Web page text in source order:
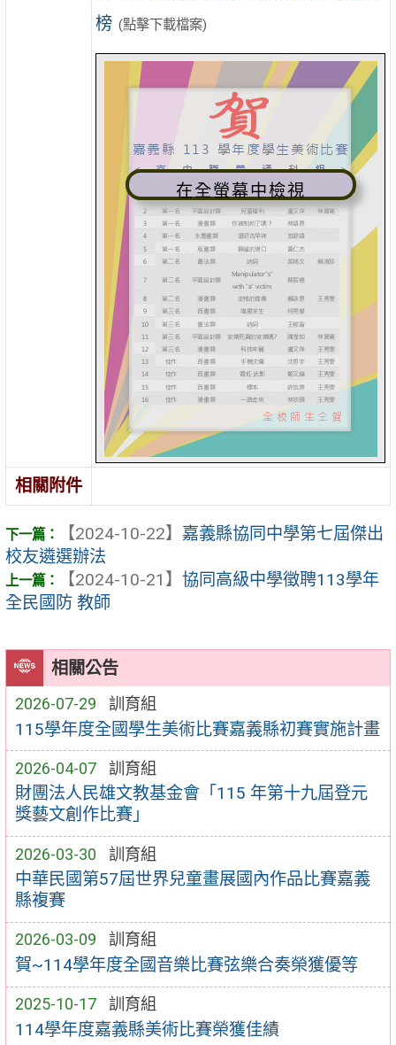
相關公告
2026-07-29 訓育組
115學年度全國學生美術比賽嘉義縣初賽實施計畫
2026-04-07 訓育組
財團法人民雄文教基金會「115 年第十九屆登元
獎藝文創作比賽」
2026-03-30 訓育組
中華民國第57屆世界兒童畫展國內作品比賽嘉義
縣複賽
2026-03-09 訓育組
賀~114學年度全國音樂比賽弦樂合奏榮獲優等
2025-10-17 訓育組
114學年度嘉義縣美術比賽榮獲佳績
榜 (點擊下載檔案)
在全螢幕中檢視
相關附件
【2024-10-22】 嘉義縣協同中學第七屆傑出
校友遴選辦法
【2024-10-21】 協同高級中學徵聘113學年
全民國防 教師